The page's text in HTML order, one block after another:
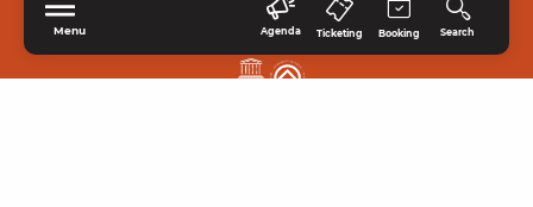
Menu Agenda Ticketing Booking Search